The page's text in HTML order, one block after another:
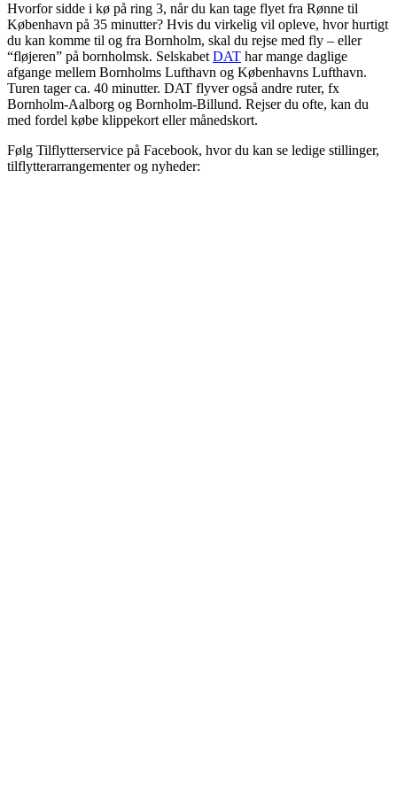
Hvorfor sidde i kø på ring 3, når du kan tage flyet fra Rønne til
København på 35 minutter? Hvis du virkelig vil opleve, hvor hurtigt
du kan komme til og fra Bornholm, skal du rejse med fly – eller
“fløjeren” på bornholmsk. SelskabetDAT har mange daglige
afgange mellem Bornholms Lufthavn og Københavns Lufthavn.
Turen tager ca. 40 minutter. DAT flyver også andre ruter, fx
Bornholm-Aalborg og Bornholm-Billund. Rejser du ofte, kan du
med fordel købe klippekort eller månedskort.
Følg Tilflytterservice på Facebook, hvor du kan se ledige stillinger,
tilflytterarrangementer og nyheder: